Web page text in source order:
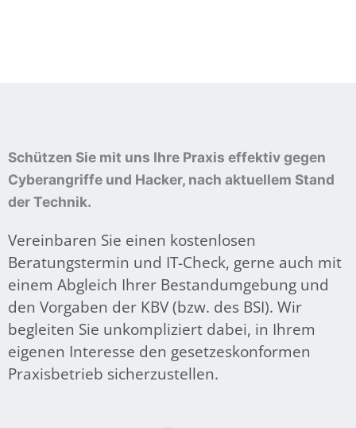
Schützen Sie mit uns Ihre Praxis effektiv gegen
Cyberangriffe und Hacker, nach aktuellem Stand
der Technik.
Vereinbaren Sie einen kostenlosen
Beratungstermin und IT-Check, gerne auch mit
einem Abgleich Ihrer Bestandumgebung und
den Vorgaben der KBV (bzw. des BSI). Wir
begleiten Sie unkompliziert dabei, in Ihrem
eigenen Interesse den gesetzeskonformen
Praxisbetrieb sicherzustellen.